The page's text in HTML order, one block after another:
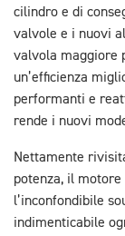
cilindro e di
valvole e i nuovi
valvola maggiore
un’efficienza
performanti e
rende i nuovi
Nettamente
potenza, il
l’inconfondibile
indimenticabile